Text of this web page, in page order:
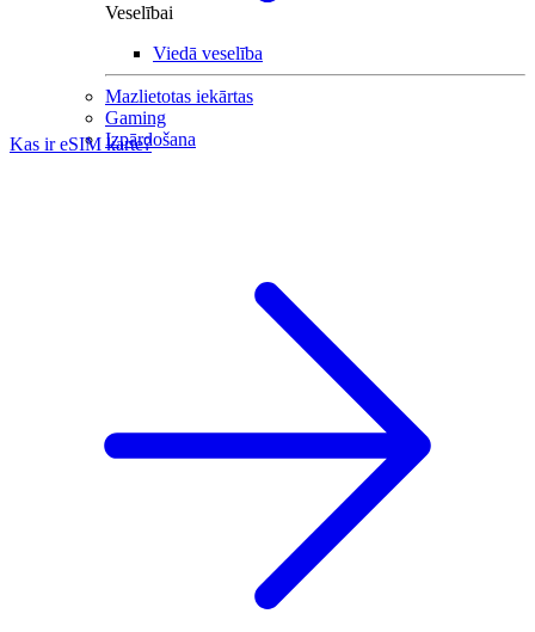
Veselībai
Viedā veselība
Mazlietotas iekārtas
Gaming
Izpārdošana
Kas ir eSIM karte?